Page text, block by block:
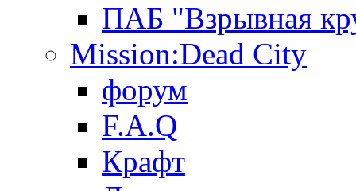
ПАБ "Взрывная
Mission:Dead City
форум
F.A.Q
Крафт